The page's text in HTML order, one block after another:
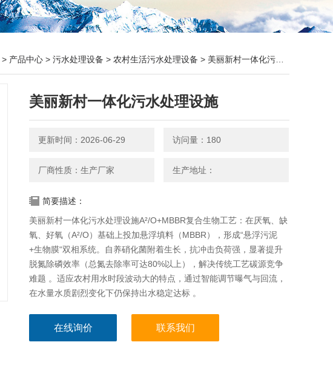
> 产品中心 > 污水处理设备 > 农村生活污水处理设备 > 美丽新村一体化污水处理设施
美丽新村一体化污水处理设施
更新时间：2026-06-29 访问量：180
厂商性质：生产厂家 生产地址：
简要描述：
美丽新村一体化污水处理设施‌A²/O+MBBR复合生物工艺‌：在厌氧、缺
氧、好氧（A²/O）基础上投加‌悬浮填料（MBBR）‌，形成“悬浮污泥
+生物膜“双相系统。自养硝化菌附着生长，抗冲击负荷强，显著提升‌
脱氮除磷效率‌（总氮去除率可达80%以上），解决传统工艺碳源竞争
难题 。适应农村用水时段波动大的特点，通过智能调节曝气与回流，
在水量水质剧烈变化下仍保持出水稳定达标 。‌‌
在线询价 联系我们